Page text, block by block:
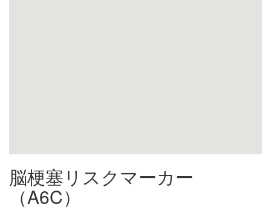
脳梗塞リスクマーカー
（A6C）